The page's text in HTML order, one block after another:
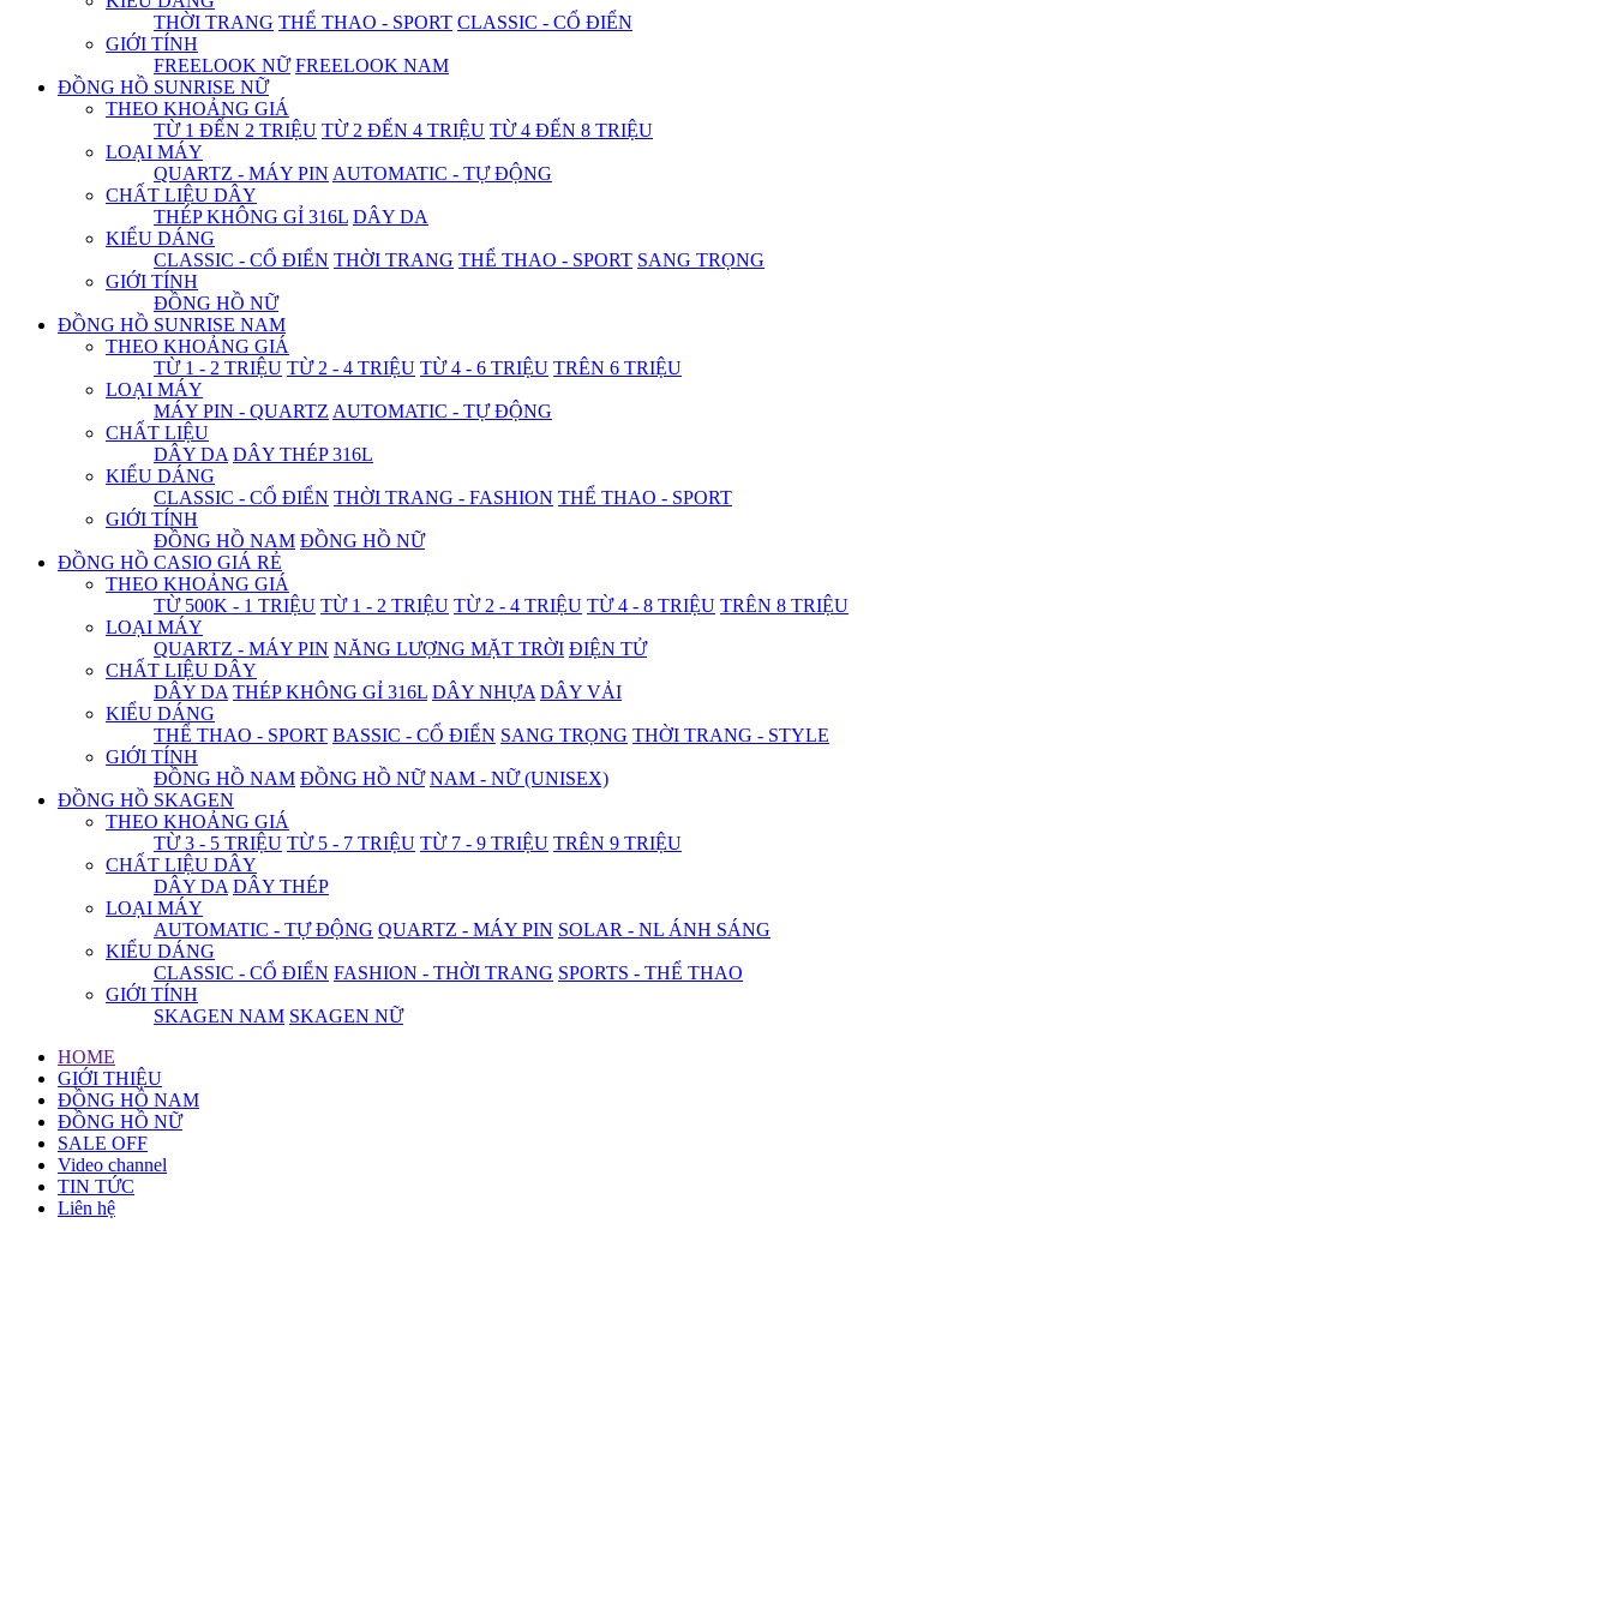
THỜI TRANG THỂ THAO - SPORT CLASSIC - CỔ ĐIỂN
GIỚI TÍNH
FREELOOK NỮ FREELOOK NAM
ĐỒNG HỒ SUNRISE NỮ
THEO KHOẢNG GIÁ
TỪ 1 ĐẾN 2 TRIỆU TỪ 2 ĐẾN 4 TRIỆU TỪ 4 ĐẾN 8 TRIỆU
LOẠI MÁY
QUARTZ - MÁY PIN AUTOMATIC - TỰ ĐỘNG
CHẤT LIỆU DÂY
THÉP KHÔNG GỈ 316L DÂY DA
KIỂU DÁNG
CLASSIC - CỔ ĐIỂN THỜI TRANG THỂ THAO - SPORT SANG TRỌNG
GIỚI TÍNH
ĐỒNG HỒ NỮ
ĐỒNG HỒ SUNRISE NAM
THEO KHOẢNG GIÁ
TỪ 1 - 2 TRIỆU TỪ 2 - 4 TRIỆU TỪ 4 - 6 TRIỆU TRÊN 6 TRIỆU
LOẠI MÁY
MÁY PIN - QUARTZ AUTOMATIC - TỰ ĐỘNG
CHẤT LIỆU
DÂY DA DÂY THÉP 316L
KIỂU DÁNG
CLASSIC - CỔ ĐIỂN THỜI TRANG - FASHION THỂ THAO - SPORT
GIỚI TÍNH
ĐỒNG HỒ NAM ĐỒNG HỒ NỮ
ĐỒNG HỒ CASIO GIÁ RẺ
THEO KHOẢNG GIÁ
TỪ 500K - 1 TRIỆU TỪ 1 - 2 TRIỆU TỪ 2 - 4 TRIỆU TỪ 4 - 8 TRIỆU TRÊN 8 TRIỆU
LOẠI MÁY
QUARTZ - MÁY PIN NĂNG LƯỢNG MẶT TRỜI ĐIỆN TỬ
CHẤT LIỆU DÂY
DÂY DA THÉP KHÔNG GỈ 316L DÂY NHỰA DÂY VẢI
KIỂU DÁNG
THỂ THAO - SPORT BASSIC - CỔ ĐIỂN SANG TRỌNG THỜI TRANG - STYLE
GIỚI TÍNH
ĐỒNG HỒ NAM ĐỒNG HỒ NỮ NAM - NỮ (UNISEX)
ĐỒNG HỒ SKAGEN
THEO KHOẢNG GIÁ
TỪ 3 - 5 TRIỆU TỪ 5 - 7 TRIỆU TỪ 7 - 9 TRIỆU TRÊN 9 TRIỆU
CHẤT LIỆU DÂY
DÂY DA DÂY THÉP
LOẠI MÁY
AUTOMATIC - TỰ ĐỘNG QUARTZ - MÁY PIN SOLAR - NL ÁNH SÁNG
KIỂU DÁNG
CLASSIC - CỔ ĐIỂN FASHION - THỜI TRANG SPORTS - THỂ THAO
GIỚI TÍNH
SKAGEN NAM SKAGEN NỮ
HOME
GIỚI THIỆU
ĐỒNG HỒ NAM
ĐỒNG HỒ NỮ
SALE OFF
Video channel
TIN TỨC
Liên hệ